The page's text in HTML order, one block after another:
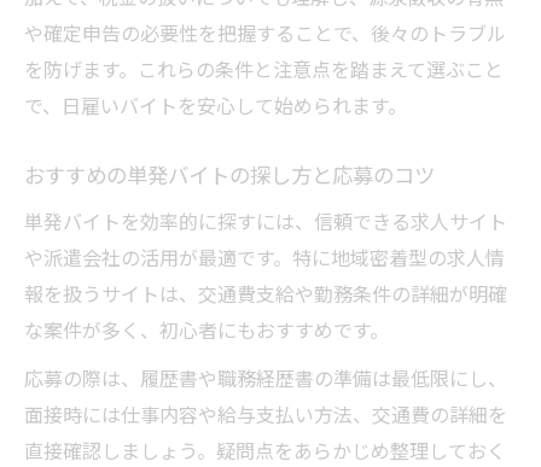
や確定申告の必要性を把握することで、後々のトラブル
を防げます。これらの条件と注意点を踏まえて選ぶこと
で、日雇いバイトを安心して始められます。
おすすめの単発バイトの探し方と応募のコツ
単発バイトを効率的に探すには、信頼できる求人サイト
や派遣会社の活用が最適です。特に地域密着型の求人情
報を扱うサイトは、交通費支給や勤務条件の詳細が明確
な案件が多く、初心者にもおすすめです。
応募の際は、履歴書や職務経歴書の準備は最低限にし、
面接時には仕事内容や給与支払い方法、交通費の詳細を
直接確認しましょう。疑問点をあらかじめ整理しておく